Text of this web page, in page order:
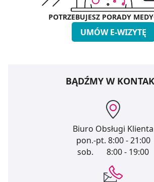
POTRZEBUJESZ PORADY
UMÓW E-WIZYTĘ
BĄDŹMY W
Biuro Obsługi Klienta
pon.-pt. 8:00 - 21:00
sob.
8:00 - 19:00